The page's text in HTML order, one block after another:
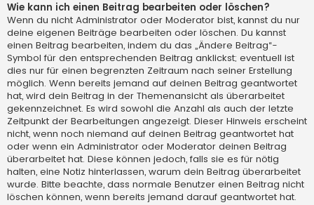
Wie kann ich einen Beitrag bearbeiten oder löschen?
Wenn du nicht Administrator oder Moderator bist, kannst du nur
deine eigenen Beiträge bearbeiten oder löschen. Du kannst
einen Beitrag bearbeiten, indem du das „Ändere Beitrag“-
Symbol für den entsprechenden Beitrag anklickst; eventuell ist
dies nur für einen begrenzten Zeitraum nach seiner Erstellung
möglich. Wenn bereits jemand auf deinen Beitrag geantwortet
hat, wird dein Beitrag in der Themenansicht als überarbeitet
gekennzeichnet. Es wird sowohl die Anzahl als auch der letzte
Zeitpunkt der Bearbeitungen angezeigt. Dieser Hinweis erscheint
nicht, wenn noch niemand auf deinen Beitrag geantwortet hat
oder wenn ein Administrator oder Moderator deinen Beitrag
überarbeitet hat. Diese können jedoch, falls sie es für nötig
halten, eine Notiz hinterlassen, warum dein Beitrag überarbeitet
wurde. Bitte beachte, dass normale Benutzer einen Beitrag nicht
löschen können, wenn bereits jemand darauf geantwortet hat.